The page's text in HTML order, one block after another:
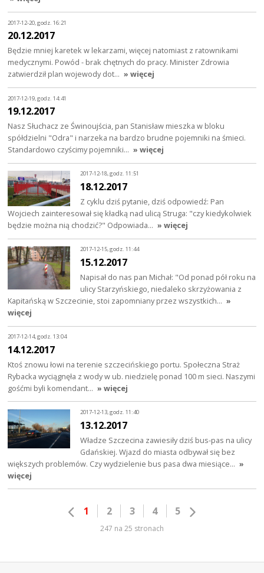
2017-12-20, godz. 16:21
20.12.2017
Będzie mniej karetek w lekarzami, więcej natomiast z ratownikami
medycznymi. Powód - brak chętnych do pracy. Minister Zdrowia
zatwierdził plan wojewody dot… » więcej
2017-12-19, godz. 14:41
19.12.2017
Nasz Słuchacz ze Świnoujścia, pan Stanisław mieszka w bloku
spółdzielni "Odra" i narzeka na bardzo brudne pojemniki na śmieci.
Standardowo czyścimy pojemniki… » więcej
2017-12-18, godz. 11:51
18.12.2017
Z cyklu dziś pytanie, dziś odpowiedź: Pan
Wojciech zainteresował się kładką nad ulicą Struga: "czy kiedykolwiek
będzie można nią chodzić?" Odpowiada… » więcej
2017-12-15, godz. 11:44
15.12.2017
Napisał do nas pan Michał: "Od ponad pół roku na
ulicy Starzyńskiego, niedaleko skrzyżowania z
Kapitańską w Szczecinie, stoi zapomniany przez wszystkich… »
więcej
2017-12-14, godz. 13:04
14.12.2017
Ktoś znowu łowi na terenie szczecińskiego portu. Społeczna Straż
Rybacka wyciągnęła z wody w ub. niedzielę ponad 100 m sieci. Naszymi
gośćmi byli komendant… » więcej
2017-12-13, godz. 11:40
13.12.2017
Władze Szczecina zawiesiły dziś bus-pas na ulicy
Gdańskiej. Wjazd do miasta odbywał się bez
większych problemów. Czy wydzielenie bus pasa dwa miesiące… »
więcej
1 2 3 4 5
247 na 25 stronach